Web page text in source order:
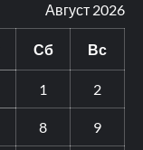
Август 2026
Сб Вс
1 2
8 9